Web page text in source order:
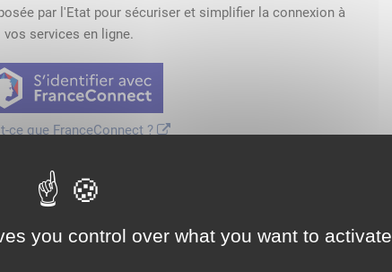
you control over what you want to activate
par l'Etat pour sécuriser et simplifier la connexion à
vos services en ligne.
ce que FranceConnect ?